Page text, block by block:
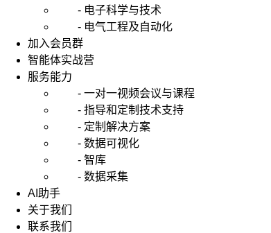
- 电子科学与技术
- 电气工程及自动化
加入会员群
智能体实战营
服务能力
- 一对一视频会议与课程
- 指导和定制技术支持
- 定制解决方案
- 数据可视化
- 智库
- 数据采集
AI助手
关于我们
联系我们